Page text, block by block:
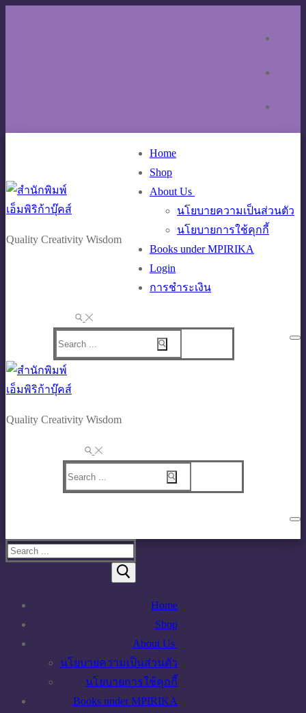
Quality Creativity Wisdom
Home
Shop
About Us
นโยบายความเป็นส่วนตัว
นโยบายการใช้คุกกี้
Books under MPIRIKA
Login
การชำระเงิน
Search
for:
Quality Creativity Wisdom
Search
for:
Search
Home
Shop
About Us
นโยบายความเป็นส่วนตัว
นโยบายการใช้คุกกี้
Books under MPIRIKA